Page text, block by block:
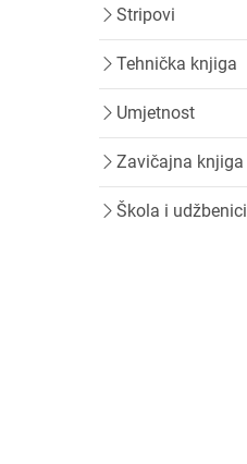
Stripovi
Tehnička knjiga
Umjetnost
Zavičajna knjiga
Škola i udžbenici